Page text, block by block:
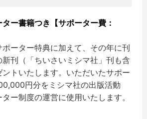
ー書籍つき【サポーター費：
ーター特典に加えて、その年に刊
刊（「ちいさいミシマ社」刊も含
トいたします。いただいたサポー
円分をミシマ社の出版活動
ー制度の運営に使用いたします。